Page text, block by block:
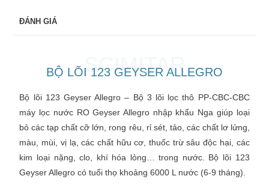
ĐÁNH GIÁ
SCIMITAR
BỘ LÕI 123 GEYSER ALLEGRO
Bộ lõi 123Geyser Allegro – Bộ 3 lõi lọc thô PP-CBC-CBC
máy lọc nước RO Geyser Allegro nhập khẩu Nga giúp loại
bỏ các tạp chất cỡ lớn, rong rêu, rỉ sét, tảo, các chất lơ lửng,
màu, mùi, vị lạ, các chất hữu cơ, thuốc trừ sâu độc hại, các
kim loại nặng, clo, khí hóa lỏng… trong nước. Bộ lõi 123
Geyser Allegro có tuổi thọ khoảng 6000 L nước (6-9 tháng).